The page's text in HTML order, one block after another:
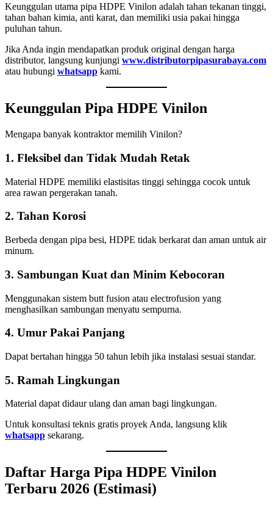
Keunggulan utama pipa HDPE Vinilon adalah tahan tekanan tinggi,
tahan bahan kimia, anti karat, dan memiliki usia pakai hingga
puluhan tahun.
Jika Anda ingin mendapatkan produk original dengan harga
distributor, langsung kunjungi www.distributorpipasurabaya.com
atau hubungi whatsapp kami.
Keunggulan Pipa HDPE Vinilon
Mengapa banyak kontraktor memilih Vinilon?
1. Fleksibel dan Tidak Mudah Retak
Material HDPE memiliki elastisitas tinggi sehingga cocok untuk
area rawan pergerakan tanah.
2. Tahan Korosi
Berbeda dengan pipa besi, HDPE tidak berkarat dan aman untuk air
minum.
3. Sambungan Kuat dan Minim Kebocoran
Menggunakan sistem butt fusion atau electrofusion yang
menghasilkan sambungan menyatu sempurna.
4. Umur Pakai Panjang
Dapat bertahan hingga 50 tahun lebih jika instalasi sesuai standar.
5. Ramah Lingkungan
Material dapat didaur ulang dan aman bagi lingkungan.
Untuk konsultasi teknis gratis proyek Anda, langsung klik
whatsapp sekarang.
Daftar Harga Pipa HDPE Vinilon
Terbaru 2026 (Estimasi)